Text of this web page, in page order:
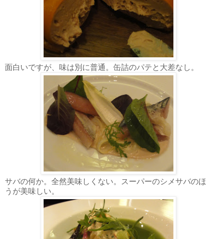
面白いですが、味は別に普通。缶詰のパテと大差なし。
サバの何か。全然美味しくない。スーパーのシメサバのほ
うが美味しい。